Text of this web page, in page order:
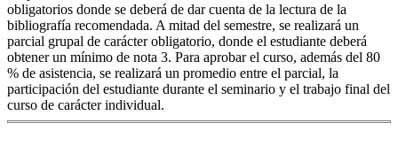
obligatorios donde se deberá de dar cuenta de la lectura de la
bibliografía recomendada. A mitad del semestre, se realizará un
parcial grupal de carácter obligatorio, donde el estudiante deberá
obtener un mínimo de nota 3. Para aprobar el curso, además del 80
% de asistencia, se realizará un promedio entre el parcial, la
participación del estudiante durante el seminario y el trabajo final del
curso de carácter individual.